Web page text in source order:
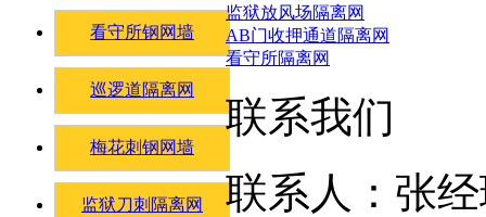
看守所钢网墙
巡逻道隔离网
梅花刺钢网墙
监狱刀刺隔离网
监狱放风场隔离网
AB门收押通道隔离网
看守所隔离网
联系我们
联系人：张